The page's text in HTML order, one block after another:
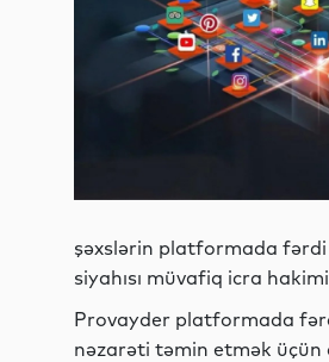
şəxslərin platformada fərdi
siyahısı müvafiq icra
Provayder platformada
nəzarəti təmin etmək üçün